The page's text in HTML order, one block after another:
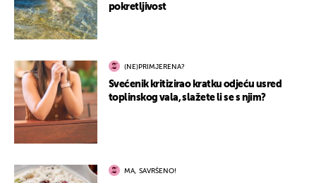
pokretljivost
(NE)PRIMJERENA?
Svećenik kritizirao kratku odjeću usred
toplinskog vala, slažete li se s njim?
MA, SAVRŠENO!